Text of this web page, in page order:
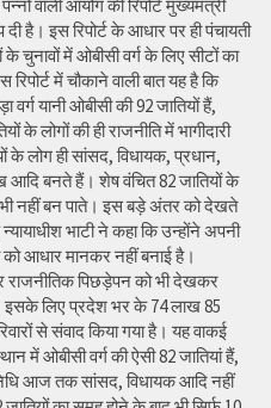
वाली आयोग की रिपोर्ट मुख्यमंत्री
है। इस रिपोर्ट के आधार पर ही पंचायती
चुनावों में ओबीसी वर्ग के लिए सीटों का
में चौकाने वाली बात यह है कि
वर्ग यानी ओबीसी की 92 जातियों हैं,
के लोगों की ही राजनीति में भागीदारी
के लोग ही सांसद, विधायक, प्रधान,
आदि बनते हैं। शेष वंचित 82 जातियों के
नहीं बन पाते। इस बड़े अंतर को देखते
भाटी ने कहा कि उन्होंने अपनी
आधार मानकर नहीं बनाई है।
राजनीतिक पिछड़ेपन को भी देखकर
इसके लिए प्रदेश भर के 74 लाख 85
से संवाद किया गया है। यह वाकई
में ओबीसी वर्ग की ऐसी 82 जातियां हैं,
आज तक सांसद, विधायक आदि नहीं